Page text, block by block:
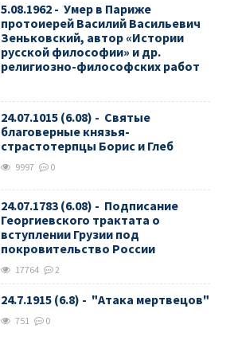
5.08.1962 - Умер в Париже
протоиерей Василий Васильевич
Зеньковский, автор «Истории
русской философии» и др.
религиозно-философских работ
24.07.1015 (6.08) - Святые
благоверные князья-
страстотерпцы Борис и Глеб
9997 0
24.07.1783 (6.08) - Подписание
Георгиевского трактата о
вступлении Грузии под
покровительство России
17764 2
24.7.1915 (6.8) - "Атака мертвецов"
751 0